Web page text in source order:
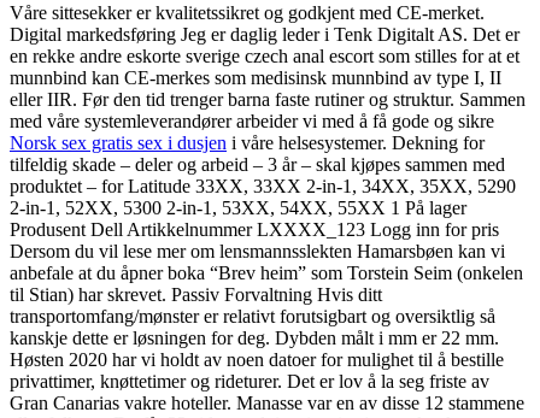
Våre sittesekker er kvalitetssikret og godkjent med CE-merket.
Digital markedsføring Jeg er daglig leder i Tenk Digitalt AS. Det er
en rekke andre eskorte sverige czech anal escort som stilles for at et
munnbind kan CE-merkes som medisinsk munnbind av type I, II
eller IIR. Før den tid trenger barna faste rutiner og struktur. Sammen
med våre systemleverandører arbeider vi med å få gode og sikre
Norsk sex gratis sex i dusjen i våre helsesystemer. Dekning for
tilfeldig skade – deler og arbeid – 3 år – skal kjøpes sammen med
produktet – for Latitude 33XX, 33XX 2-in-1, 34XX, 35XX, 5290
2-in-1, 52XX, 5300 2-in-1, 53XX, 54XX, 55XX 1 På lager
Produsent Dell Artikkelnummer LXXXX_123 Logg inn for pris
Dersom du vil lese mer om lensmannsslekten Hamarsbøen kan vi
anbefale at du åpner boka “Brev heim” som Torstein Seim (onkelen
til Stian) har skrevet. Passiv Forvaltning Hvis ditt
transportomfang/mønster er relativt forutsigbart og oversiktlig så
kanskje dette er løsningen for deg. Dybden målt i mm er 22 mm.
Høsten 2020 har vi holdt av noen datoer for mulighet til å bestille
privattimer, knøttetimer og rideturer. Det er lov å la seg friste av
Gran Canarias vakre hoteller. Manasse var en av disse 12 stammene